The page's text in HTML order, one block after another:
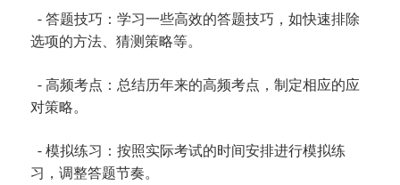
- 答题技巧：学习一些高效的答题技巧，如快速排除
选项的方法、猜测策略等。
- 高频考点：总结历年来的高频考点，制定相应的应
对策略。
- 模拟练习：按照实际考试的时间安排进行模拟练
习，调整答题节奏。